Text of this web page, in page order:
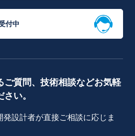
付中
ご質問、技術相談などお気軽
い。
設計者が直接ご相談に応じま